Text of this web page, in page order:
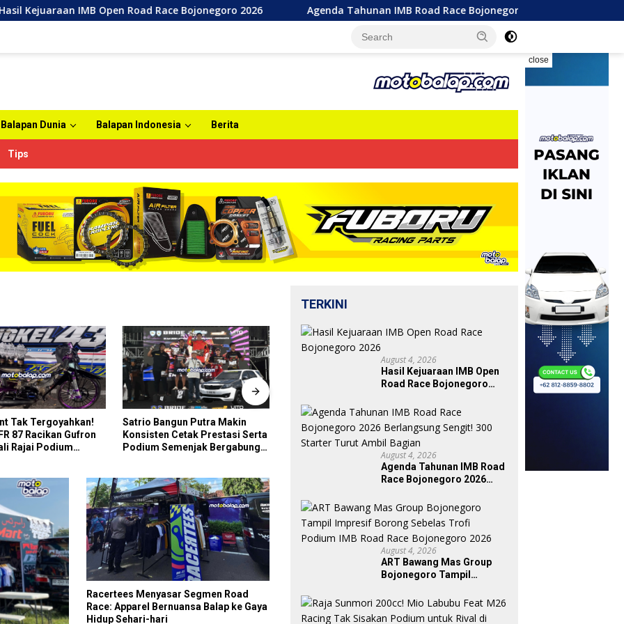
IMB Open Road Race Bojonegoro 2026 Agenda Tahunan IMB Road Race Bojonegoro 2026 Berlangsung Sengit! 300
close
Balapan Dunia Balapan Indonesia Berita
Tips
Putra Makin
Cetak Prestasi Serta
Bergabung
Support Penuh Jajaran IMI
Jawa Timur Bikin Matapanah
Cup Race Seri Perdana
Tak Sekadar Sponsor Fuboru
Racing Part Beri Warna Baru di
MCR Seri 1 Magetan
Luar Biasa Pasukan PS Group
Sejiwa Dominasi Dua Kelas
Racertees Menyasar Segmen Road
Race: Apparel Bernuansa Balap ke Gaya
Hidup Sehari-hari
TERKINI
August 4, 2026
Hasil Kejuaraan IMB Open
Road Race Bojonegoro
August 4, 2026
Agenda Tahunan IMB Road
Race Bojonegoro 2026
Starter Turut Ambil Bagian
August 4, 2026
ART Bawang Mas Group
Bojonegoro Tampil
Trofi Podium IMB Road
Race Bojonegoro 2026